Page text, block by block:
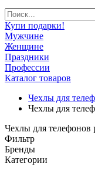
Купи подарки!
Мужчине
Женщине
Праздники
Профессии
Каталог товаров
Чехлы для
Чехлы для
Чехлы для телефонов
Фильтр
Бренды
Категории